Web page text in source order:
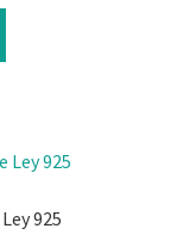
925